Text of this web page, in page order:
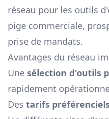
réseau pour les outils
pige commerciale,
prise de mandats.
Avantages du réseau
Une sélection d'outils
rapidement
Des tarifs